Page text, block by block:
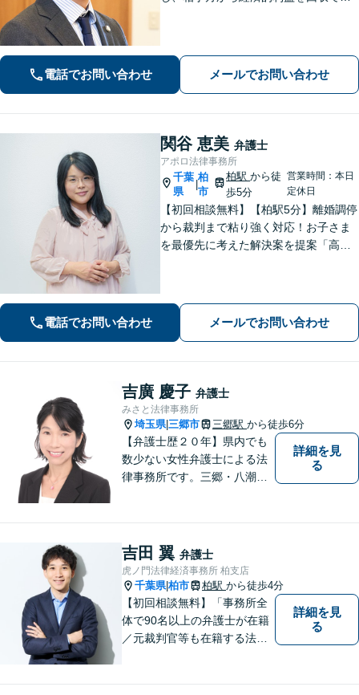
通事故 など【柏駅5分】
電話でお問い合わせ メールでお問い合わせ
関谷 恵美 弁護士
アポロ法律事務所
千葉
県
|
柏
市
柏駅から徒
歩5分
営業時間：本日
定休日
【初回相談無料】【柏駅5分】離婚調停
から裁判まで粘り強く対応！お子さま
を最優先に考えた解決案を提案「高齢
日・夜間面談可】【分割・後払い対
応】
電話でお問い合わせ メールでお問い合わせ
吉廣 慶子 弁護士
みさと法律事務所
埼玉県| 三郷市 三郷駅 から徒歩6分
【弁護士歴２０年】県内でも
数少ない女性弁護士による法
律事務所です。三郷・八潮・
詳細を見
る
吉田 翼 弁護士
虎ノ門法律経済事務所 柏支店
千葉県|柏市 柏駅 から徒歩4分
【初回相談無料】「事務所全
体で90名以上の弁護士が在籍
／元裁判官等も在籍する法律
詳細を見
る